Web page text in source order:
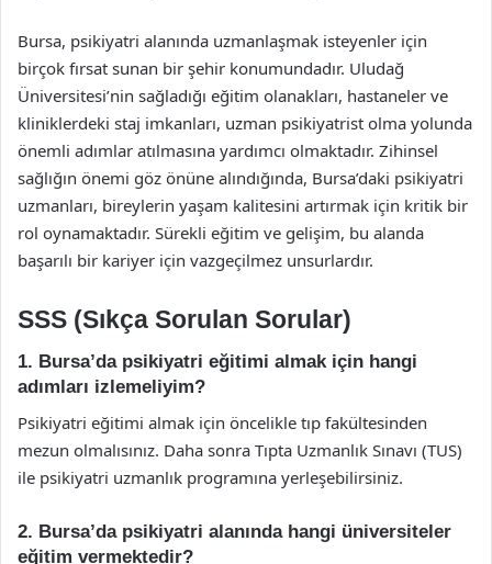
Bursa, psikiyatri alanında uzmanlaşmak isteyenler için
birçok fırsat sunan bir şehir konumundadır. Uludağ
Üniversitesi’nin sağladığı eğitim olanakları, hastaneler ve
kliniklerdeki staj imkanları, uzman psikiyatrist olma yolunda
önemli adımlar atılmasına yardımcı olmaktadır. Zihinsel
sağlığın önemi göz önüne alındığında, Bursa’daki psikiyatri
uzmanları, bireylerin yaşam kalitesini artırmak için kritik bir
rol oynamaktadır. Sürekli eğitim ve gelişim, bu alanda
başarılı bir kariyer için vazgeçilmez unsurlardır.
SSS (Sıkça Sorulan Sorular)
1. Bursa’da psikiyatri eğitimi almak için hangi
adımları izlemeliyim?
Psikiyatri eğitimi almak için öncelikle tıp fakültesinden
mezun olmalısınız. Daha sonra Tıpta Uzmanlık Sınavı (TUS)
ile psikiyatri uzmanlık programına yerleşebilirsiniz.
2. Bursa’da psikiyatri alanında hangi üniversiteler
eğitim vermektedir?